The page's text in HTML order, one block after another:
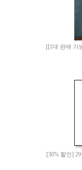
[[1대 판매 가
[30% 할인]